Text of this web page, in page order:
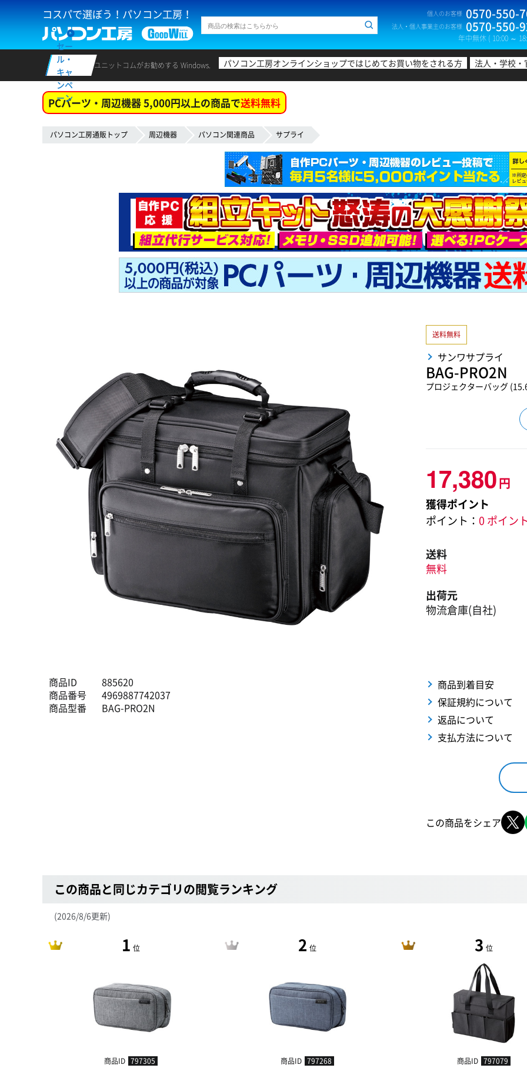
コスパで選ぼう！パソコン工房！ 個人のお客様 0570-550-
法人・個人事業主のお客様 0570-550-
年中無休 ( 10:00 ～
セー
ル・
キャ
ンペ
ーン
ユニットコムがお勧めする Windows. パソコン工房オンラインショップではじめてお買い物をされる方 法人・学校
PCパーツ・周辺機器 5,000円以上の商品で送料無料
パソコン工房通販トップ 周辺機器 パソコン関連商品 サプライ
商品ID
885620
商品番号
4969887742037
商品型番
BAG-PRO2N
送料無料
サンワサプライ
BAG-PRO2N
プロジェクターバッグ
17,380円
獲得ポイント
ポイント： 0 ポイント
送料
無料
出荷元
物流倉庫(自社)
商品到着目安
保証規約について
返品について
支払方法について
この商品をシェア
この商品と同じカテゴリの閲覧ランキング
(2026/8/6更新)
1 位
商品ID 797305
2 位
商品ID 797268
3 位
商品ID 797079